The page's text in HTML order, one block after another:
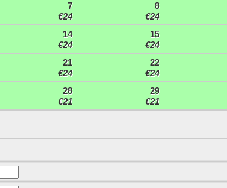
7
€24
8
€24
14
€24
15
€24
21
€24
22
€24
28
€21
29
€21